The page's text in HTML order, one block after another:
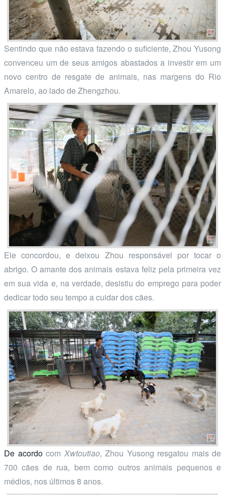
Sentindo que não estava fazendo o suficiente, Zhou Yusong
convenceu um de seus amigos abastados a investir em um
novo centro de resgate de animais, nas margens do Rio
Amarelo, ao lado de Zhengzhou.
Ele concordou, e deixou Zhou responsável por tocar o
abrigo. O amante dos animais estava feliz pela primeira vez
em sua vida e, na verdade, desistiu do emprego para poder
dedicar todo seu tempo a cuidar dos cães.
De acordocom Xwtoutiao, Zhou Yusong resgatou mais de
700 cães de rua, bem como outros animais pequenos e
médios, nos últimos 8 anos.